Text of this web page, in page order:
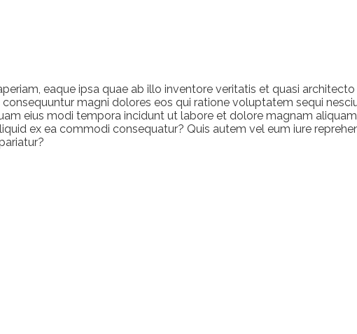
eaque ipsa quae ab illo inventore veritatis et quasi
magni dolores eos qui ratione voluptatem sequi
eius modi tempora incidunt ut labore et dolore magnam
ex ea commodi consequatur? Quis autem vel eum iure